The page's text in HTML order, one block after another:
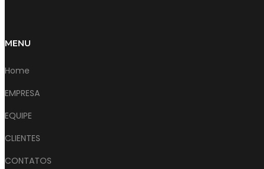
MENU
Home
EMPRESA
EQUIPE
CLIENTES
CONTATOS